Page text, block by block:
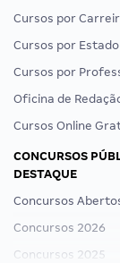
Cursos por
Cursos por Estado
Cursos por
Oficina de
Cursos Online
CONCURSOS
DESTAQUE
Concursos
Concursos 2026
Concursos 2025